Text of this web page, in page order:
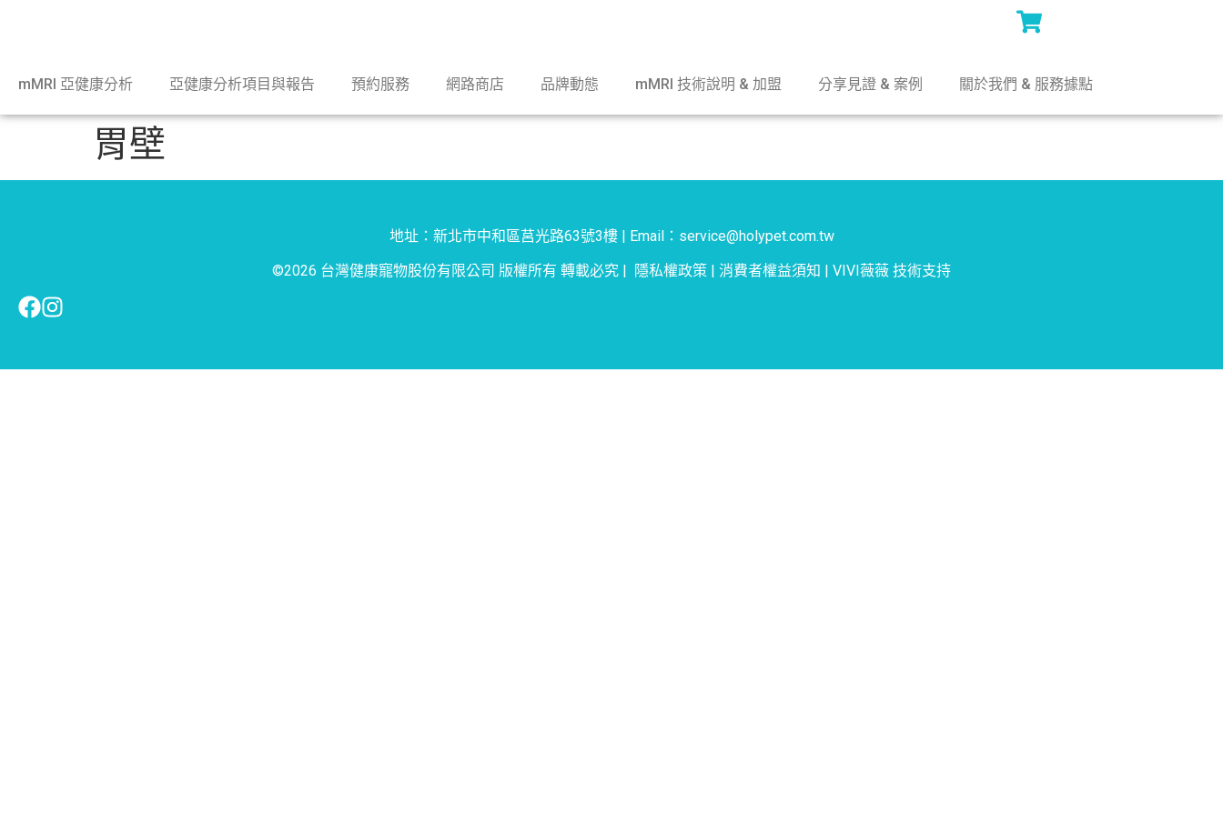
mMRI 亞健康分析 亞健康分析項目與報告 預約服務 網路商店 品牌動態 mMRI 技術說明 & 加盟 分享見證 & 案例 關於我們 & 服務據點
胃壁
地址：新北市中和區莒光路63號3樓 | Email：service@holypet.com.tw
©2026 台灣健康寵物股份有限公司 版權所有 轉載必究 | 隱私權政策 消費者權益須知 VIVI薇薇 技術支持